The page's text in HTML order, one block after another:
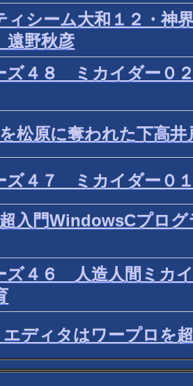
ィシーム大和１２・
野秋彦
ズ４８ ミカイダー
松原に奪われた下高
ズ４７ ミカイダー０
超入門WindowsCプロ
ズ４６ 人造人間ミカ
エディタはワープロを